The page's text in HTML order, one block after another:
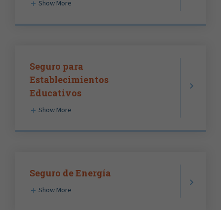
Show More
Seguro para
Establecimientos
Educativos
Show More
Seguro de Energía
Show More